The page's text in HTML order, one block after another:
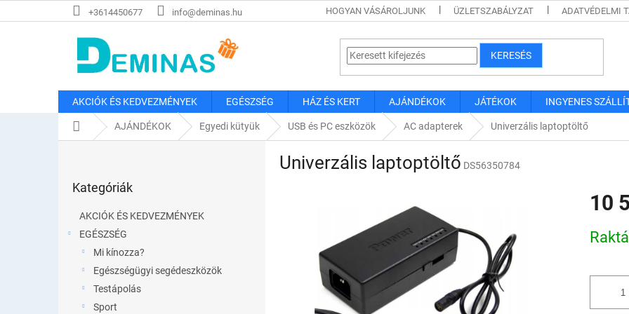
a
+3614450677 info@deminas.hu HOGYAN VÁSÁROLJUNK ÜZLETSZABÁLYZAT ADATVÉDELMI
KERESÉS
AKCIÓK ÉS KEDVEZMÉNYEK EGÉSZSÉG HÁZ ÉS KERT AJÁNDÉKOK JÁTÉKOK INGYENES
KezdőlapAJÁNDÉKOK Egyedi kütyük USB és PC eszközök AC adapterek Univerzális laptoptöltő
átugrása
Kategóriák
AKCIÓK ÉS KEDVEZMÉNYEK
EGÉSZSÉG
Mi kínozza?
Egészségügyi segédeszközök
Testápolás
Sport
Univerzális laptoptöltő DS56350784
10